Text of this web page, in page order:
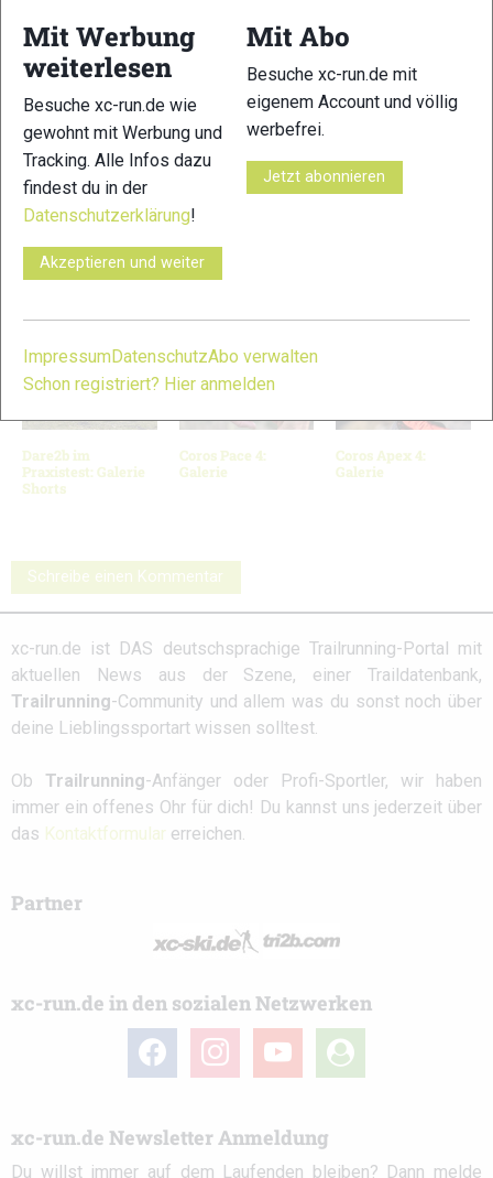
5 6
© Bilder 1 - 8: deuter.com;
VERWANDTE ARTIKEL
Dare2b im
Praxistest: Galerie
Shorts
Coros Pace 4:
Galerie
Coros Apex 4:
Galerie
Schreibe einen Kommentar
xc-run.de ist DAS deutschsprachige Trailrunning-Portal mit
aktuellen News aus der Szene, einer Traildatenbank,
Trailrunning-Community und allem was du sonst noch über
deine Lieblingssportart wissen solltest.
Ob Trailrunning-Anfänger oder Profi-Sportler, wir haben
immer ein offenes Ohr für dich! Du kannst uns jederzeit über
das Kontaktformular erreichen.
Partner
xc-run.de in den sozialen Netzwerken
facebook instagramyoutube
user-
circle
xc-run.de Newsletter Anmeldung
Du willst immer auf dem Laufenden bleiben? Dann melde
Mit Werbung
weiterlesen
Besuche xc-run.de wie
gewohnt mit Werbung und
Tracking. Alle Infos dazu
findest du in der
Datenschutzerklärung!
Akzeptieren und weiter
Mit Abo
Besuche xc-run.de mit
eigenem Account und völlig
werbefrei.
Jetzt abonnieren
Impressum DatenschutzAbo verwalten
Schon registriert? Hier anmelden